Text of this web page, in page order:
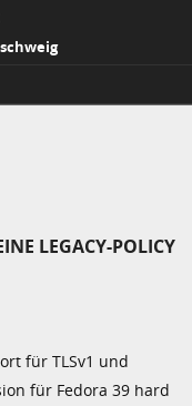
LEGACY-POLICY
für TLSv1 und
für Fedora 39 hard